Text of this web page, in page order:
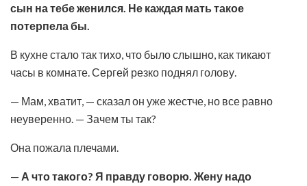
сын на тебе женился. Не каждая мать такое
потерпела бы.
В кухне стало так тихо, что было слышно, как тикают
часы в комнате. Сергей резко поднял голову.
— Мам, хватит, — сказал он уже жестче, но все равно
неуверенно. — Зачем ты так?
Она пожала плечами.
— А что такого? Я правду говорю. Жену надо